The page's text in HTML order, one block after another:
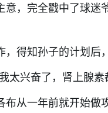
，完全戳中了球迷
得知孙子的计划后
太兴奋了，肾上腺
布从一年前就开始做